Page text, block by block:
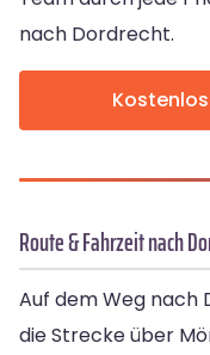
nach Dordrecht.
Route & Fahrzeit nach
Auf dem Weg
die Strecke über